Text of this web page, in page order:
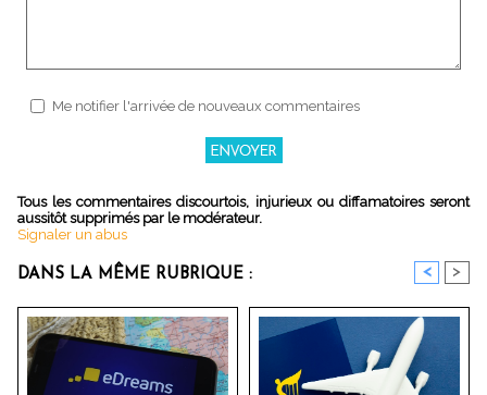
Me notifier l'arrivée de nouveaux commentaires
Tous les commentaires discourtois, injurieux ou diffamatoires seront
aussitôt supprimés par le modérateur.
Signaler un abus
DANS LA MÊME RUBRIQUE : < >